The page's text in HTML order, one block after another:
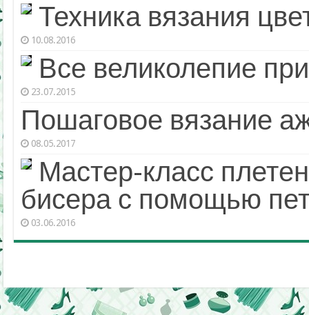
Техника вязания
10.08.2016
Все великолепие
23.07.2015
Пошаговое вязание
08.05.2017
Мастер-класс
бисера с помощью
03.06.2016